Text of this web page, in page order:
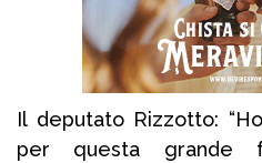
Il deputato Rizzotto:
per questa grande